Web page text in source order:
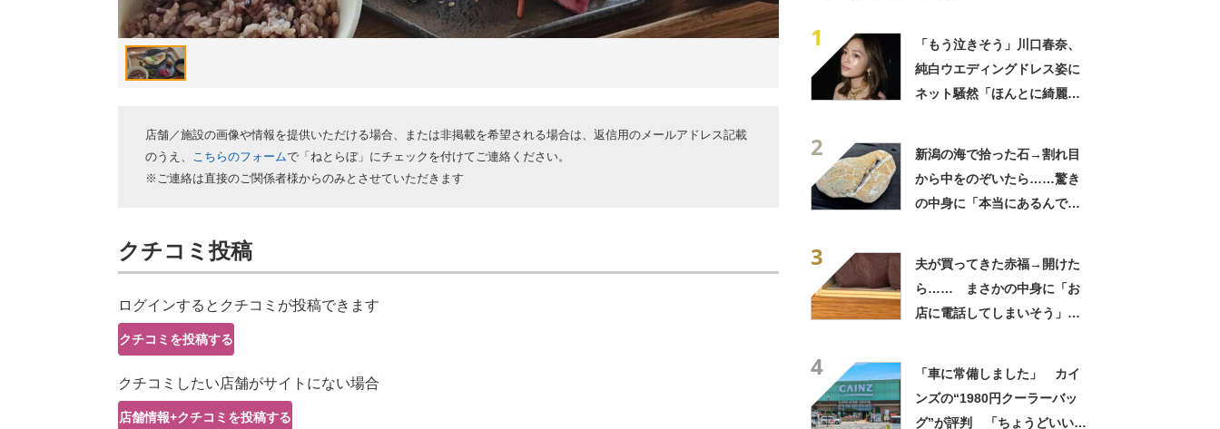
店舗／施設の画像や情報を提供いただける場合、または非掲載を希望される場合は、返信用のメールアドレス記載
のうえ、 こちらのフォームで「ねとらぼ」にチェックを付けてご連絡ください。
※ご連絡は直接のご関係者様からのみとさせていただきます
クチコミ投稿
ログインするとクチコミが投稿できます
クチコミを投稿する
クチコミしたい店舗がサイトにない場合
店舗情報+クチコミを投稿する
1
「もう泣きそう」川口春奈、
純白ウエディングドレス姿に
ネット騒然「ほんとに綺麗」
2
新潟の海で拾った石→割れ目
から中をのぞいたら……驚き
の中身に「本当にあるんです
3
夫が買ってきた赤福→開けた
ら…… まさかの中身に「お
店に電話してしまいそう」
4
「車に常備しました」 カイ
ンズの“1980円クーラーバッ
グ”が評判 「ちょうどいい大